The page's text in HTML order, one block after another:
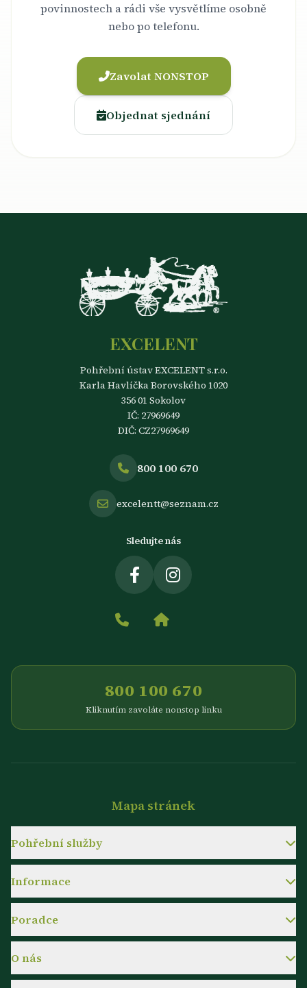
povinnostech a rádi vše vysvětlíme osobně
nebo po telefonu.
Zavolat NONSTOP
Objednat sjednání
EXCELENT
Pohřební ústav EXCELENT s.r.o.
Karla Havlíčka Borovského 1020
356 01 Sokolov
IČ: 27969649
DIČ: CZ27969649
800 100 670
excelentt@seznam.cz
Sledujte nás
800 100 670
Kliknutím zavoláte nonstop linku
Mapa stránek
Pohřební služby
Informace
Poradce
O nás